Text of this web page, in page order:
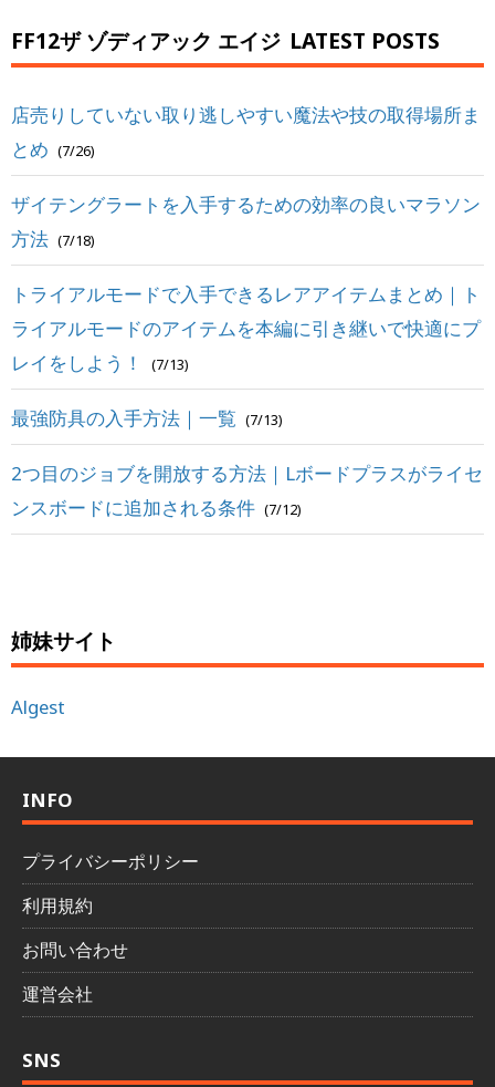
FF12ザ ゾディアック エイジ LATEST POSTS
店売りしていない取り逃しやすい魔法や技の取得場所ま
とめ (7/26)
ザイテングラートを入手するための効率の良いマラソン
方法 (7/18)
トライアルモードで入手できるレアアイテムまとめ｜ト
ライアルモードのアイテムを本編に引き継いで快適にプ
レイをしよう！
(7/13)
最強防具の入手方法｜一覧 (7/13)
2つ目のジョブを開放する方法｜Lボードプラスがライセ
ンスボードに追加される条件 (7/12)
姉妹サイト
Algest
INFO
プライバシーポリシー
利用規約
お問い合わせ
運営会社
SNS